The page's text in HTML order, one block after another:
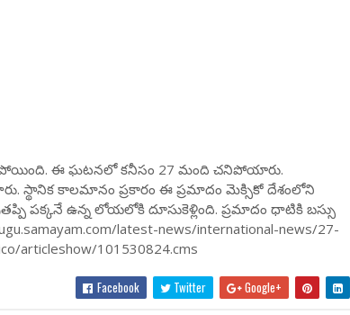
పడిపోయింది. ఈ ఘటనలో కనీసం 27 మంది చనిపోయారు.
స్థానిక కాలమానం ప్రకారం ఈ ప్రమాదం మెక్సికో దేశంలోని
పక్కనే ఉన్న లోయలోకి దూసుకెళ్లింది. ప్రమాదం ధాటికి బస్సు
latest-news/international-news/27-
articleshow/101530824.cms
Facebook Twitter Google+